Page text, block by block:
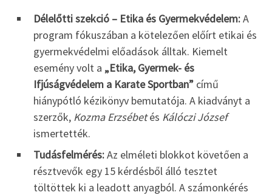
Délelőtti szekció – Etika és Gyermekvédelem:A
program fókuszában a kötelezően előírt etikai és
gyermekvédelmi előadások álltak. Kiemelt
esemény volt a „Etika, Gyermek- és
Ifjúságvédelem a Karate Sportban” című
hiánypótló kézikönyv bemutatója. A kiadványt a
szerzők, Kozma Erzsébetés Kálóczi József
ismertették.
Tudásfelmérés:Az elméleti blokkot követően a
résztvevők egy 15 kérdésből álló tesztet
töltöttek ki a leadott anyagból. A számonkérés